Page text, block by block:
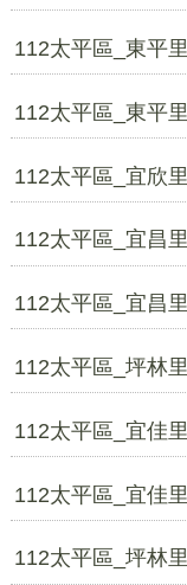
112太平區_東平
112太平區_東平
112太平區_宜欣
112太平區_宜昌
112太平區_宜昌
112太平區_坪林
112太平區_宜佳
112太平區_宜佳
112太平區_坪林